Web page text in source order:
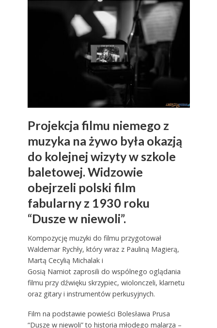
Projekcja filmu niemego z
muzyka na żywo była okazją
do kolejnej wizyty w szkole
baletowej. Widzowie
obejrzeli polski film
fabularny z 1930 roku
“Dusze w niewoli”.
Kompozycję muzyki do filmu przygotował
Waldemar Rychły, który wraz z Pauliną Magierą,
Martą Cecylią Michalak i
Gosią Namiot zaprosili do wspólnego oglądania
filmu przy dźwięku skrzypiec, wiolonczeli, klarnetu
oraz gitary i instrumentów perkusyjnych.
Film na podstawie powieści Bolesława Prusa
“Dusze w niewoli” to historia młodego malarza –